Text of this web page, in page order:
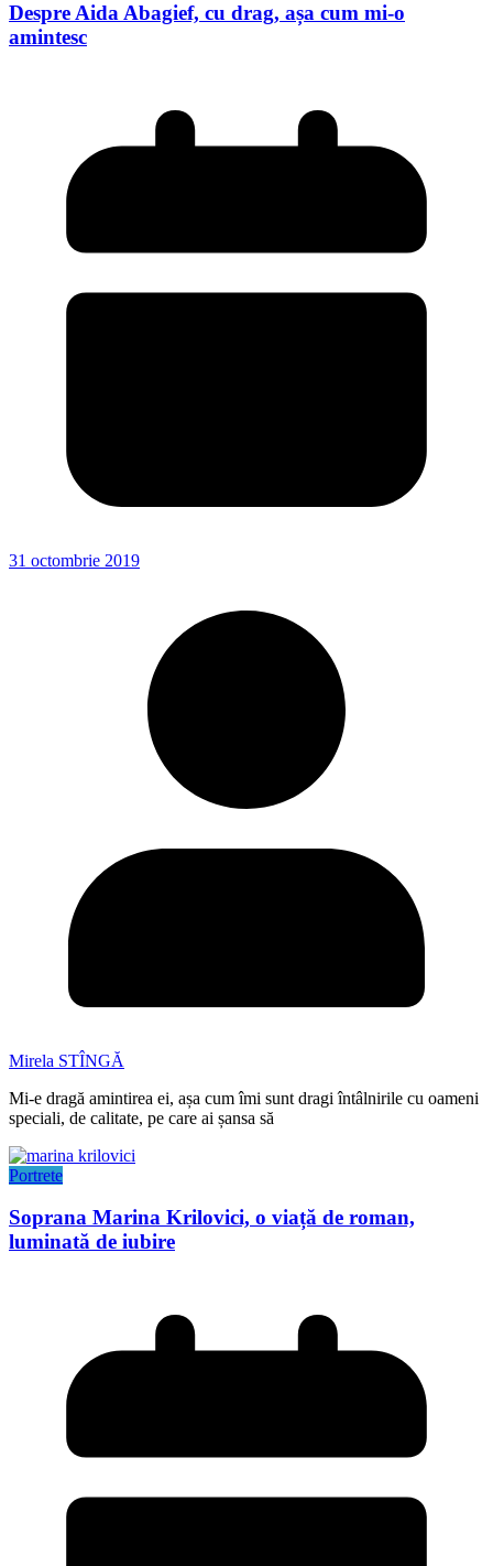
Despre Aida Abagief, cu drag, așa cum mi-o
amintesc
31 octombrie 2019
Mirela STÎNGĂ
Mi-e dragă amintirea ei, așa cum îmi sunt dragi întâlnirile cu oameni
speciali, de calitate, pe care ai șansa să
Portrete
Soprana Marina Krilovici, o viață de roman,
luminată de iubire